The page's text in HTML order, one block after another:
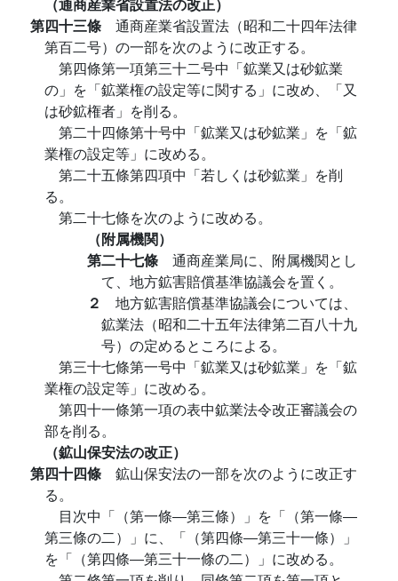
第四十三條 通商産業省設置法（昭和二十四年法律
第百二号）の一部を次のように改正する。
第四條第一項第三十二号中「鉱業又は砂鉱業
の」を「鉱業権の設定等に関する」に改め、「又
は砂鉱権者」を削る。
第二十四條第十号中「鉱業又は砂鉱業」を「鉱
業権の設定等」に改める。
第二十五條第四項中「若しくは砂鉱業」を削
る。
第二十七條を次のように改める。
（附属機関）
第二十七條 通商産業局に、附属機関とし
て、地方鉱害賠償基準協議会を置く。
２ 地方鉱害賠償基準協議会については、
鉱業法（昭和二十五年法律第二百八十九
号）の定めるところによる。
第三十七條第一号中「鉱業又は砂鉱業」を「鉱
業権の設定等」に改める。
第四十一條第一項の表中鉱業法令改正審議会の
部を削る。
（鉱山保安法の改正）
第四十四條 鉱山保安法の一部を次のように改正す
る。
目次中「（第一條―第三條）」を「（第一條―
第三條の二）」に、「（第四條―第三十一條）」
を「（第四條―第三十一條の二）」に改める。